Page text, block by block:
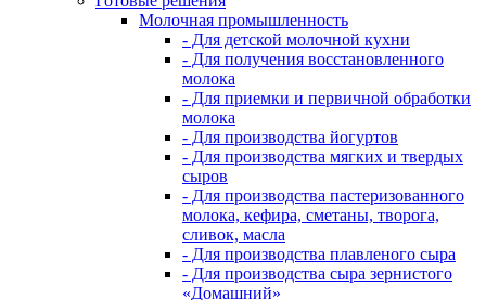
Молочная промышленность
- Для детской молочной кухни
- Для получения восстановленного
молока
- Для приемки и первичной обработки
молока
- Для производства йогуртов
- Для производства мягких и твердых
сыров
- Для производства пастеризованного
молока, кефира, сметаны, творога,
сливок, масла
- Для производства плавленого сыра
- Для производства сыра зернистого
«Домашний»